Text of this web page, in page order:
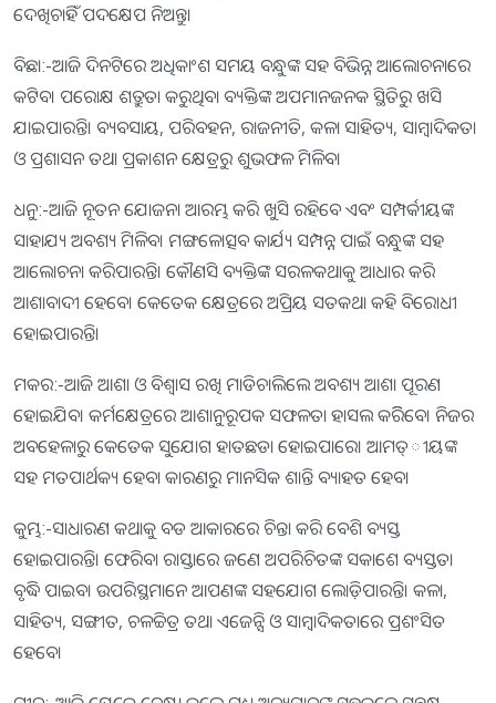
ଦେଖିଚାହିଁ ପଦକ୍ଷେପ ନିଅନ୍ତୁ।
ବିଛା:-ଆଜି ଦିନଟିରେ ଅଧିକାଂଶ ସମୟ ବନ୍ଧୁଙ୍କ ସହ ବିଭିନ୍ନ ଆଲୋଚନାରେ
କଟିବ। ପରୋକ୍ଷ ଶତ୍ରୁତା କରୁଥିବା ବ୍ୟକ୍ତିଙ୍କ ଅପମାନଜନକ ସ୍ଥିତିରୁ ଖସି
ଯାଇପାରନ୍ତି। ବ୍ୟବସାୟ, ପରିବହନ, ରାଜନୀତି, କଳା ସାହିତ୍ୟ, ସାମ୍ବାଦିକତା
ଓ ପ୍ରଶାସନ ତଥା ପ୍ରକାଶନ କ୍ଷେତ୍ରରୁ ଶୁଭଫଳ ମିଳିବ।
ଧନୁ:-ଆଜି ନୂତନ ଯୋଜନା ଆରମ୍ଭ କରି ଖୁସି ରହିବେ ଏବଂ ସମ୍ପର୍କୀୟଙ୍କ
ସାହାଯ୍ୟ ଅବଶ୍ୟ ମିଳିବ। ମଙ୍ଗଳୋତ୍ସବ କାର୍ଯ୍ୟ ସମ୍ପନ୍ନ ପାଇଁ ବନ୍ଧୁଙ୍କ ସହ
ଆଲୋଚନା କରିପାରନ୍ତି। କୌଣସି ବ୍ୟକ୍ତିଙ୍କ ସରଳକଥାକୁ ଆଧାର କରି
ଆଶାବାଦୀ ହେବେ। କେତେକ କ୍ଷେତ୍ରରେ ଅପ୍ରିୟ ସତକଥା କହି ବିରୋଧୀ
ହୋଇପାରନ୍ତି।
ମକର:-ଆଜି ଆଶା ଓ ବିଶ୍ୱାସ ରଖି ମାଡିଚାଲିଲେ ଅବଶ୍ୟ ଆଶା ପୂରଣ
ହୋଇଯିବ। କର୍ମକ୍ଷେତ୍ରରେ ଆଶାନୁରୂପକ ସଫଳତା ହାସଲ କରିିବେ। ନିଜର
ଅବହେଳାରୁ କେତେକ ସୁଯୋଗ ହାତଛଡା ହୋଇପାରେ। ଆମତ୍ୀୟଙ୍କ
ସହ ମତପାର୍ଥକ୍ୟ ହେବା କାରଣରୁ ମାନସିକ ଶାନ୍ତି ବ୍ୟାହତ ହେବ।
କୁମ୍ଭ:-ସାଧାରଣ କଥାକୁ ବଡ ଆକାରରେ ଚିନ୍ତା କରି ବେଶି ବ୍ୟସ୍ତ
ହୋଇପାରନ୍ତି। ଫେରିବା ରାସ୍ତାରେ ଜଣେ ଅପରିଚିତଙ୍କ ସକାଶେ ବ୍ୟସ୍ତତା
ବୃଦ୍ଧି ପାଇବ। ଉପରିସ୍ଥମାନେ ଆପଣଙ୍କ ସହଯୋଗ ଲୋଡ଼ିପାରନ୍ତି। କଳା,
ସାହିତ୍ୟ, ସଙ୍ଗୀତ, ଚଳଚ୍ଚିତ୍ର ତଥା ଏଜେନ୍ସି ଓ ସାମ୍ବାଦିକତାରେ ପ୍ରଶଂସିତ
ହେବେ।